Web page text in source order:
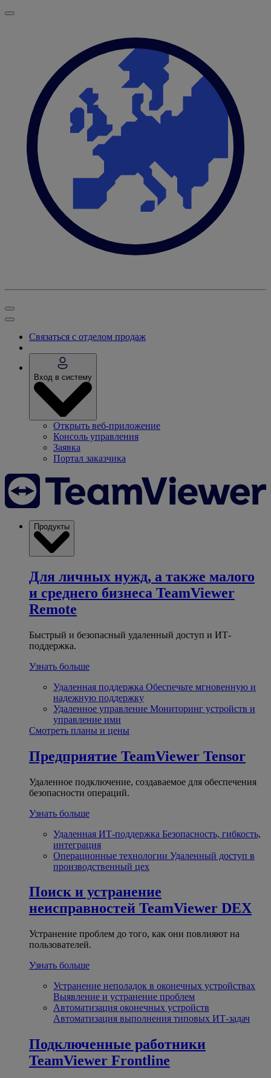
Связаться с отделом продаж
Вход в систему
Открыть веб-приложение
Консоль управления
Заявка
Портал заказчика
Продукты
Для личных нужд, а также малого
и среднего бизнеса TeamViewer
Remote
Быстрый и безопасный удаленный доступ и ИТ-
поддержка.
Узнать больше
Удаленная поддержка Обеспечьте мгновенную и
надежную поддержку
Удаленное управление Мониторинг устройств и
управление ими
Смотреть планы и цены
Предприятие TeamViewer Tensor
Удаленное подключение, создаваемое для обеспечения
безопасности операций.
Узнать больше
Удаленная ИТ-поддержка Безопасность, гибкость,
интеграция
Операционные технологии Удаленный доступ в
производственный цех
Поиск и устранение
неисправностей TeamViewer DEX
Устранение проблем до того, как они повлияют на
пользователей.
Узнать больше
Устранение неполадок в оконечных устройствах
Выявление и устранение проблем
Автоматизация оконечных устройств
Автоматизация выполнения типовых ИТ-задач
Подключенные работники
TeamViewer Frontline